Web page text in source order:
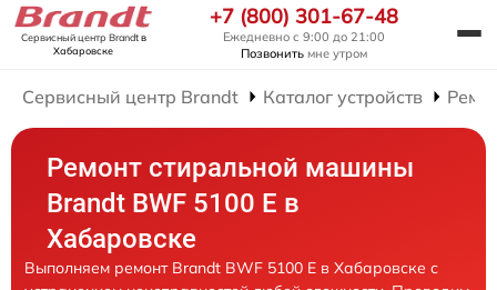
Сервисный центр Brandtв
Хабаровске
+7 (800) 301-67-48
Ежедневно с 9:00 до 21:00
Позвонить мне утром
Сервисный центр Brandt Каталог устройств
Ремонт стиральной машины
Brandt BWF 5100 E в
Хабаровске
Выполняем ремонт Brandt BWF 5100 E в Хабаровске с